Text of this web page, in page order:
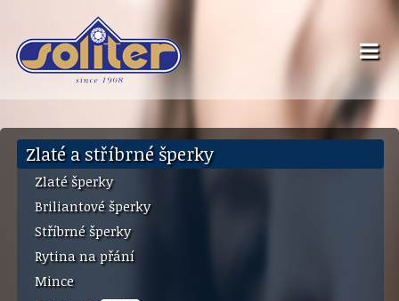
Zlaté a stříbrné šperky
Zlaté šperky
Briliantové šperky
Stříbrné šperky
Rytina na přání
Mince